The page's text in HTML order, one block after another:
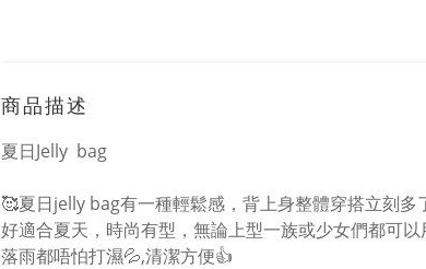
商品描述
夏日Jelly bag
🥰夏日jelly bag有一種輕鬆感，背上身整體穿搭立刻多
好適合夏天，時尚有型，無論上型一族或少女們都可以
落雨都唔怕打濕💦,清潔方便👍